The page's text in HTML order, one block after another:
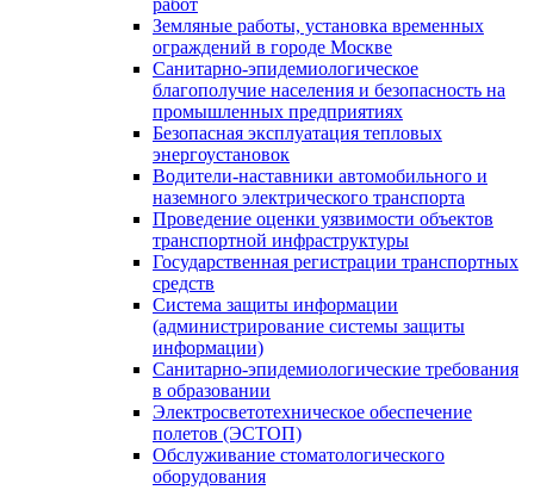
работ
Земляные работы, установка временных
ограждений в городе Москве
Санитарно-эпидемиологическое
благополучие населения и безопасность на
промышленных предприятиях
Безопасная эксплуатация тепловых
энергоустановок
Водители-наставники автомобильного и
наземного электрического транспорта
Проведение оценки уязвимости объектов
транспортной инфраструктуры
Государственная регистрации транспортных
средств
Система защиты информации
(администрирование системы защиты
информации)
Санитарно-эпидемиологические требования
в образовании
Электросветотехническое обеспечение
полетов (ЭСТОП)
Обслуживание стоматологического
оборудования